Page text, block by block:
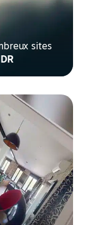
sites